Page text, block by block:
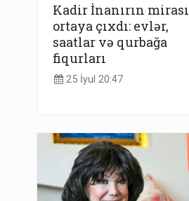
Kadir İnanırın mirası
ortaya çıxdı: evlər,
saatlar və qurbağa
fiqurları
25 İyul 20:47